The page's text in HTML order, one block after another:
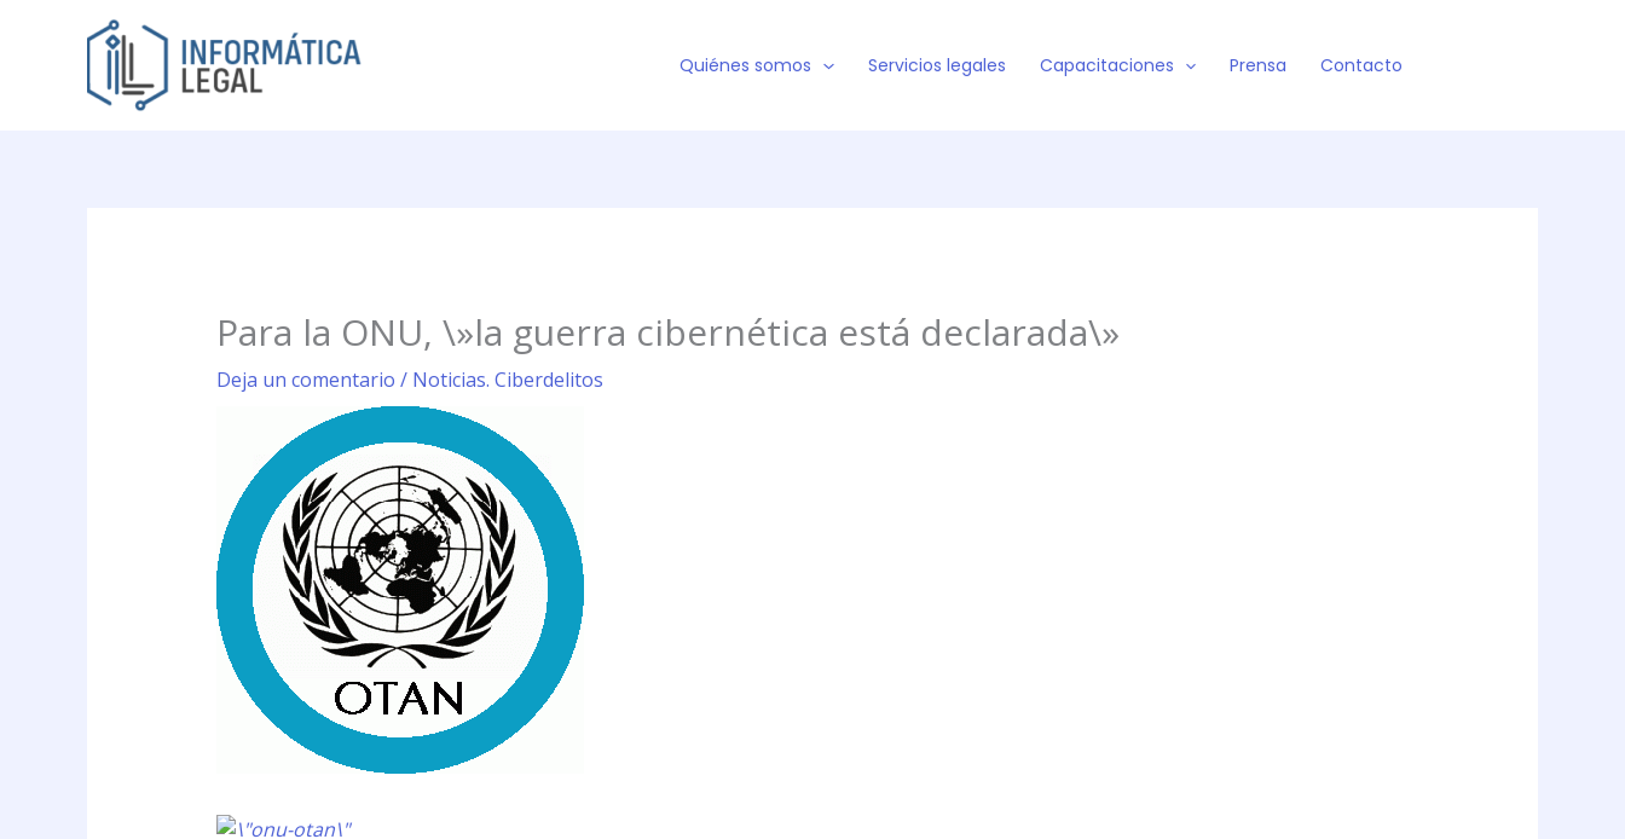
Quiénes somos Servicios legales Capacitaciones Prensa Contacto
Para la ONU, \»la guerra cibernética está declarada\»
Deja un comentario / Noticias. Ciberdelitos